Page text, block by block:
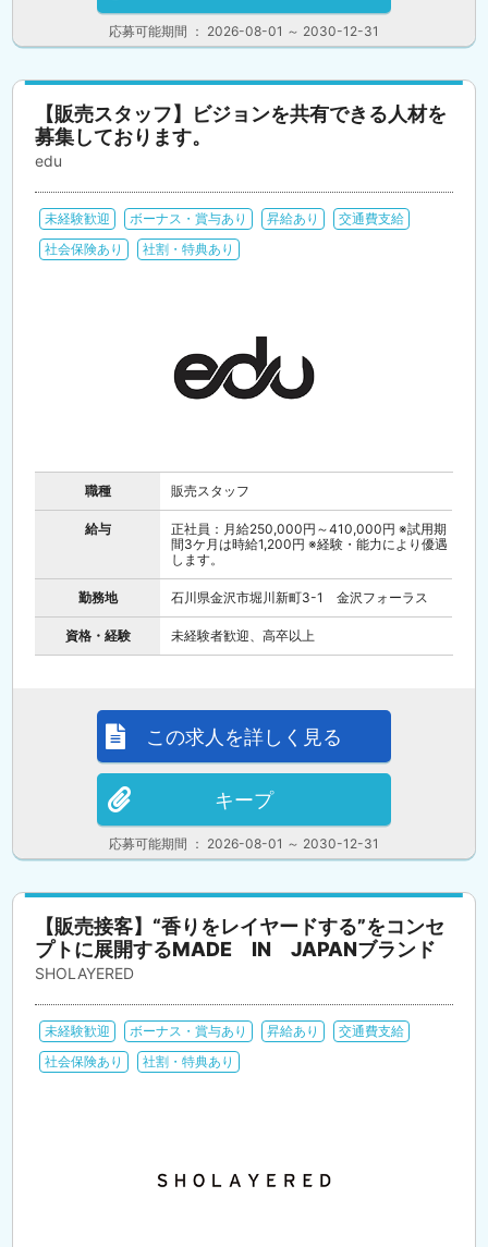
応募可能期間 ： 2026-08-01 ～ 2030-12-31
【販売スタッフ】ビジョンを共有できる人材を
募集しております。
edu
未経験歓迎 ボーナス・賞与あり 昇給あり
交通費支給
社会保険あり
社割・特典あり
職種 販売スタッフ
給与
正社員：月給250,000円～410,000円 ※試用期
間3ケ月は時給1,200円 ※経験・能力により優遇
します。
勤務地 石川県金沢市堀川新町3-1 金沢フォーラス
資格・経験 未経験者歓迎、高卒以上
応募可能期間 ： 2026-08-01 ～ 2030-12-31
この求人を詳しく見る
キープ
【販売接客】“香りをレイヤードする”をコンセ
プトに展開するMADE IN JAPANブランド
SHOLAYERED
未経験歓迎 ボーナス・賞与あり 昇給あり
交通費支給
社会保険あり
社割・特典あり